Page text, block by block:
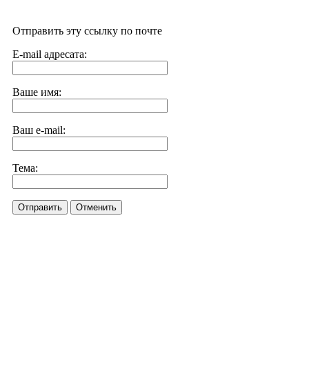
Отправить эту ссылку по почте
E-mail адресата:
Ваше имя:
Ваш e-mail:
Тема:
Отправить Отменить